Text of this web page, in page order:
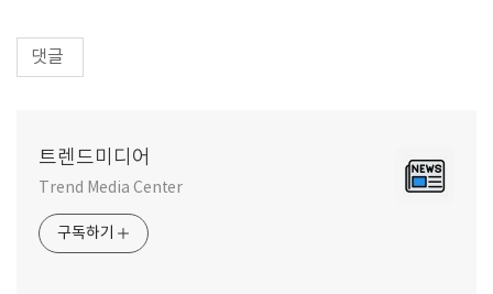
댓글
트렌드미디어
Trend Media Center
구독하기